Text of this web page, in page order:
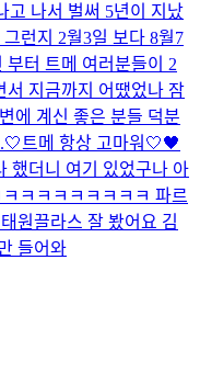
고 나서 벌써 5년이 지났
런지 2월3일 보다 8월7
부터 트메 여러분들이 2
서 지금까지 어땠었나 잠
에 계신 좋은 분들 덕분
🤍트메 항상 고마워🤍🖤
했더니 여기 있었구나 아
ㅋㅋㅋㅋㅋㅋㅋㅋ 파르
원끌라스 잘 봤어요 김
들어와